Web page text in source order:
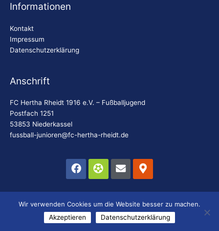
Informationen
Kontakt
Impressum
Datenschutzerklärung
Anschrift
FC Hertha Rheidt 1916 e.V. – Fußballjugend
Postfach 1251
53853 Niederkassel
fussball-junioren@fc-hertha-rheidt.de
Facebook
FutbolEnvelope
Map-
marker-
alt
© 2025 FC Hertha Rheidt Fußballjugend | Website erstellt
durch:codebites GbR
Wir verwenden Cookies um die Website besser zu machen.
Akzeptieren
Datenschutzerklärung